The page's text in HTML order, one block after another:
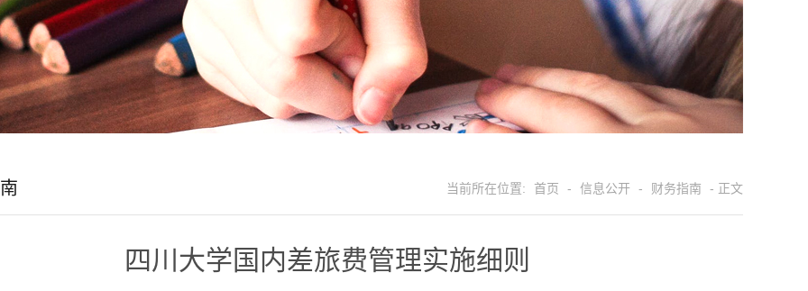
当前所在位置: 首页 - 信息公开 - 财务指南 - 正文
四川大学国内差旅费管理实施细则